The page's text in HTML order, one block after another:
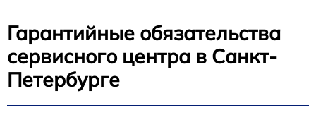
Гарантийные обязательства
сервисного центра в Санкт-
Петербурге